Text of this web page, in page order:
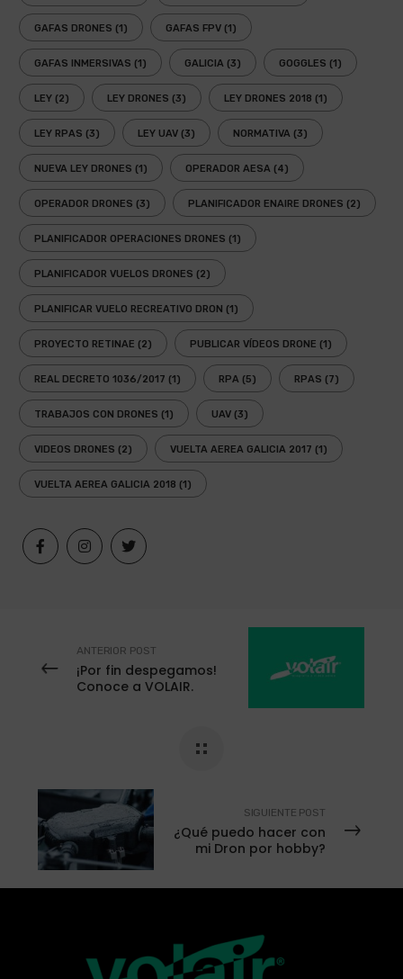
GAFAS DRONES (1) GAFAS FPV (1)
GAFAS INMERSIVAS (1) GALICIA (3) GOGGLES (1)
LEY (2) LEY DRONES (3) LEY DRONES 2018 (1)
LEY RPAS (3) LEY UAV (3) NORMATIVA (3)
NUEVA LEY DRONES (1) OPERADOR AESA (4)
OPERADOR DRONES (3) PLANIFICADOR ENAIRE DRONES (2)
PLANIFICADOR OPERACIONES DRONES (1)
PLANIFICADOR VUELOS DRONES (2)
PLANIFICAR VUELO RECREATIVO DRON (1)
PROYECTO RETINAE (2) PUBLICAR VÍDEOS DRONE (1)
REAL DECRETO 1036/2017 (1) RPA (5) RPAS (7)
TRABAJOS CON DRONES (1) UAV (3)
VIDEOS DRONES (2) VUELTA AEREA GALICIA 2017 (1)
VUELTA AEREA GALICIA 2018 (1)
ANTERIOR POST
¡Por fin despegamos!
Conoce a VOLAIR.
SIGUIENTE POST
¿Qué puedo hacer con
mi Dron por hobby?